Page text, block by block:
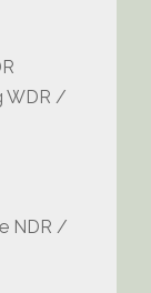
WDR /
NDR /